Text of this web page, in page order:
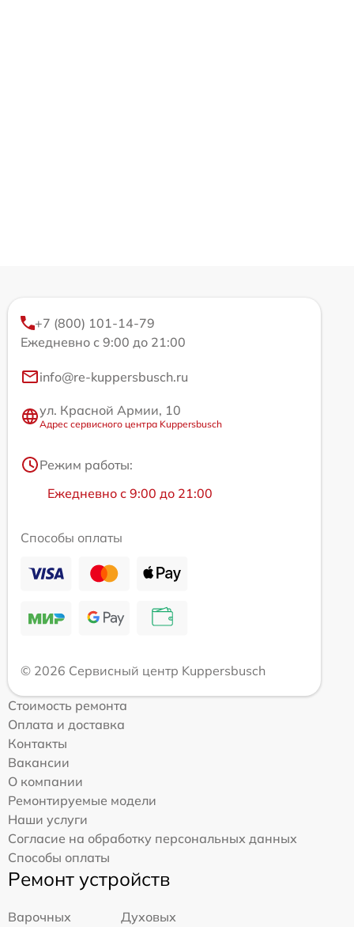
+7 (800) 101-14-79
Ежедневно с 9:00 до 21:00
info@re-kuppersbusch.ru
ул. Красной Армии, 10
Адрес сервисного центра Kuppersbusch
Режим работы:
Ежедневно с 9:00 до 21:00
Способы оплаты
© 2026 Сервисный центр Kuppersbusch
Стоимость ремонта
Оплата и доставка
Контакты
Вакансии
О компании
Ремонтируемые модели
Наши услуги
Согласие на обработку персональных данных
Способы оплаты
Ремонт устройств
Варочных
Духовых